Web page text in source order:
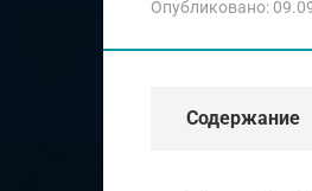
Опубликовано:
Содержание